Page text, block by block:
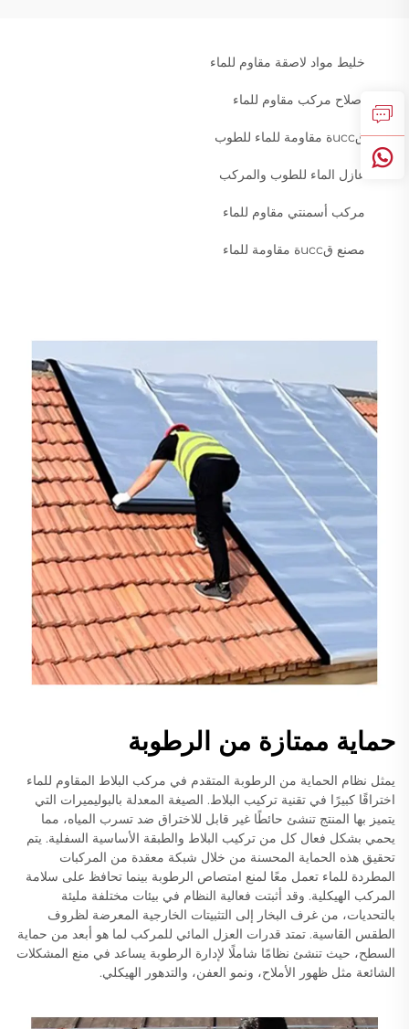
خليط مواد لاصقة مقاوم للماء
إصلاح مركب مقاوم للماء
قuccة مقاومة للماء للطوب
عازل الماء للطوب والمركب
مركب أسمنتي مقاوم للماء
مصنع قuccة مقاومة للماء
حماية ممتازة من الرطوبة
يمثل نظام الحماية من الرطوبة المتقدم في مركب البلاط المقاوم للماء
اختراقًا كبيرًا في تقنية تركيب البلاط. الصيغة المعدلة بالبوليميرات التي
يتميز بها المنتج تنشئ حائطًا غير قابل للاختراق ضد تسرب المياه، مما
يحمي بشكل فعال كل من تركيب البلاط والطبقة الأساسية السفلية. يتم
تحقيق هذه الحماية المحسنة من خلال شبكة معقدة من المركبات
المطردة للماء تعمل معًا لمنع امتصاص الرطوبة بينما تحافظ على سلامة
المركب الهيكلية. وقد أثبتت فعالية النظام في بيئات مختلفة مليئة
بالتحديات، من غرف البخار إلى التثبيتات الخارجية المعرضة لظروف
الطقس القاسية. تمتد قدرات العزل المائي للمركب لما هو أبعد من حماية
السطح، حيث تنشئ نظامًا شاملًا لإدارة الرطوبة يساعد في منع المشكلات
الشائعة مثل ظهور الأملاح، ونمو العفن، والتدهور الهيكلي.